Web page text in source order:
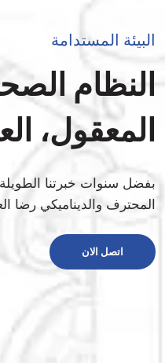
البيئة المستدامة
النظام
المعقول،
بفضل سنوات خبرتنا
المحترف والديناميكي رضا
اتصل الان